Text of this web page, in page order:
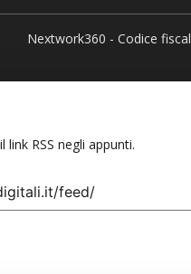
Nextwork360 - Codice
link RSS negli appunti.